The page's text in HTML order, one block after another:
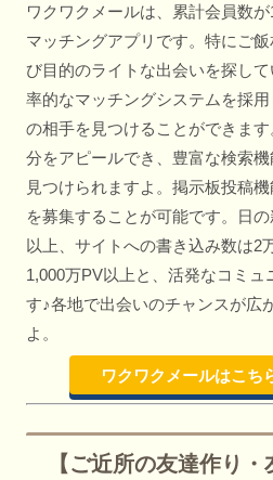
ワクワクメールは、累計会員数
マッチングアプリです。特にご
び目的のライトな出会いを探し
率的なマッチングシステムを採
の相手を見つけることができま
分をアピールでき、豊富な検索
見つけられますよ。掲示板投稿
を募集することが可能です。日
以上、サイトへの書き込み数は2
1,000万PV以上と、活発なコミュ
す♪各地で出会いのチャンスが広
よ。
ワクワクメールはこち
【ご近所の友達作り・